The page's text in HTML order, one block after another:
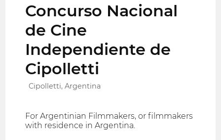
Concurso Nacional
de Cine
Independiente de
Cipolletti
Cipolletti, Argentina
For Argentinian Filmmakers, or filmmakers
with residence in Argentina.